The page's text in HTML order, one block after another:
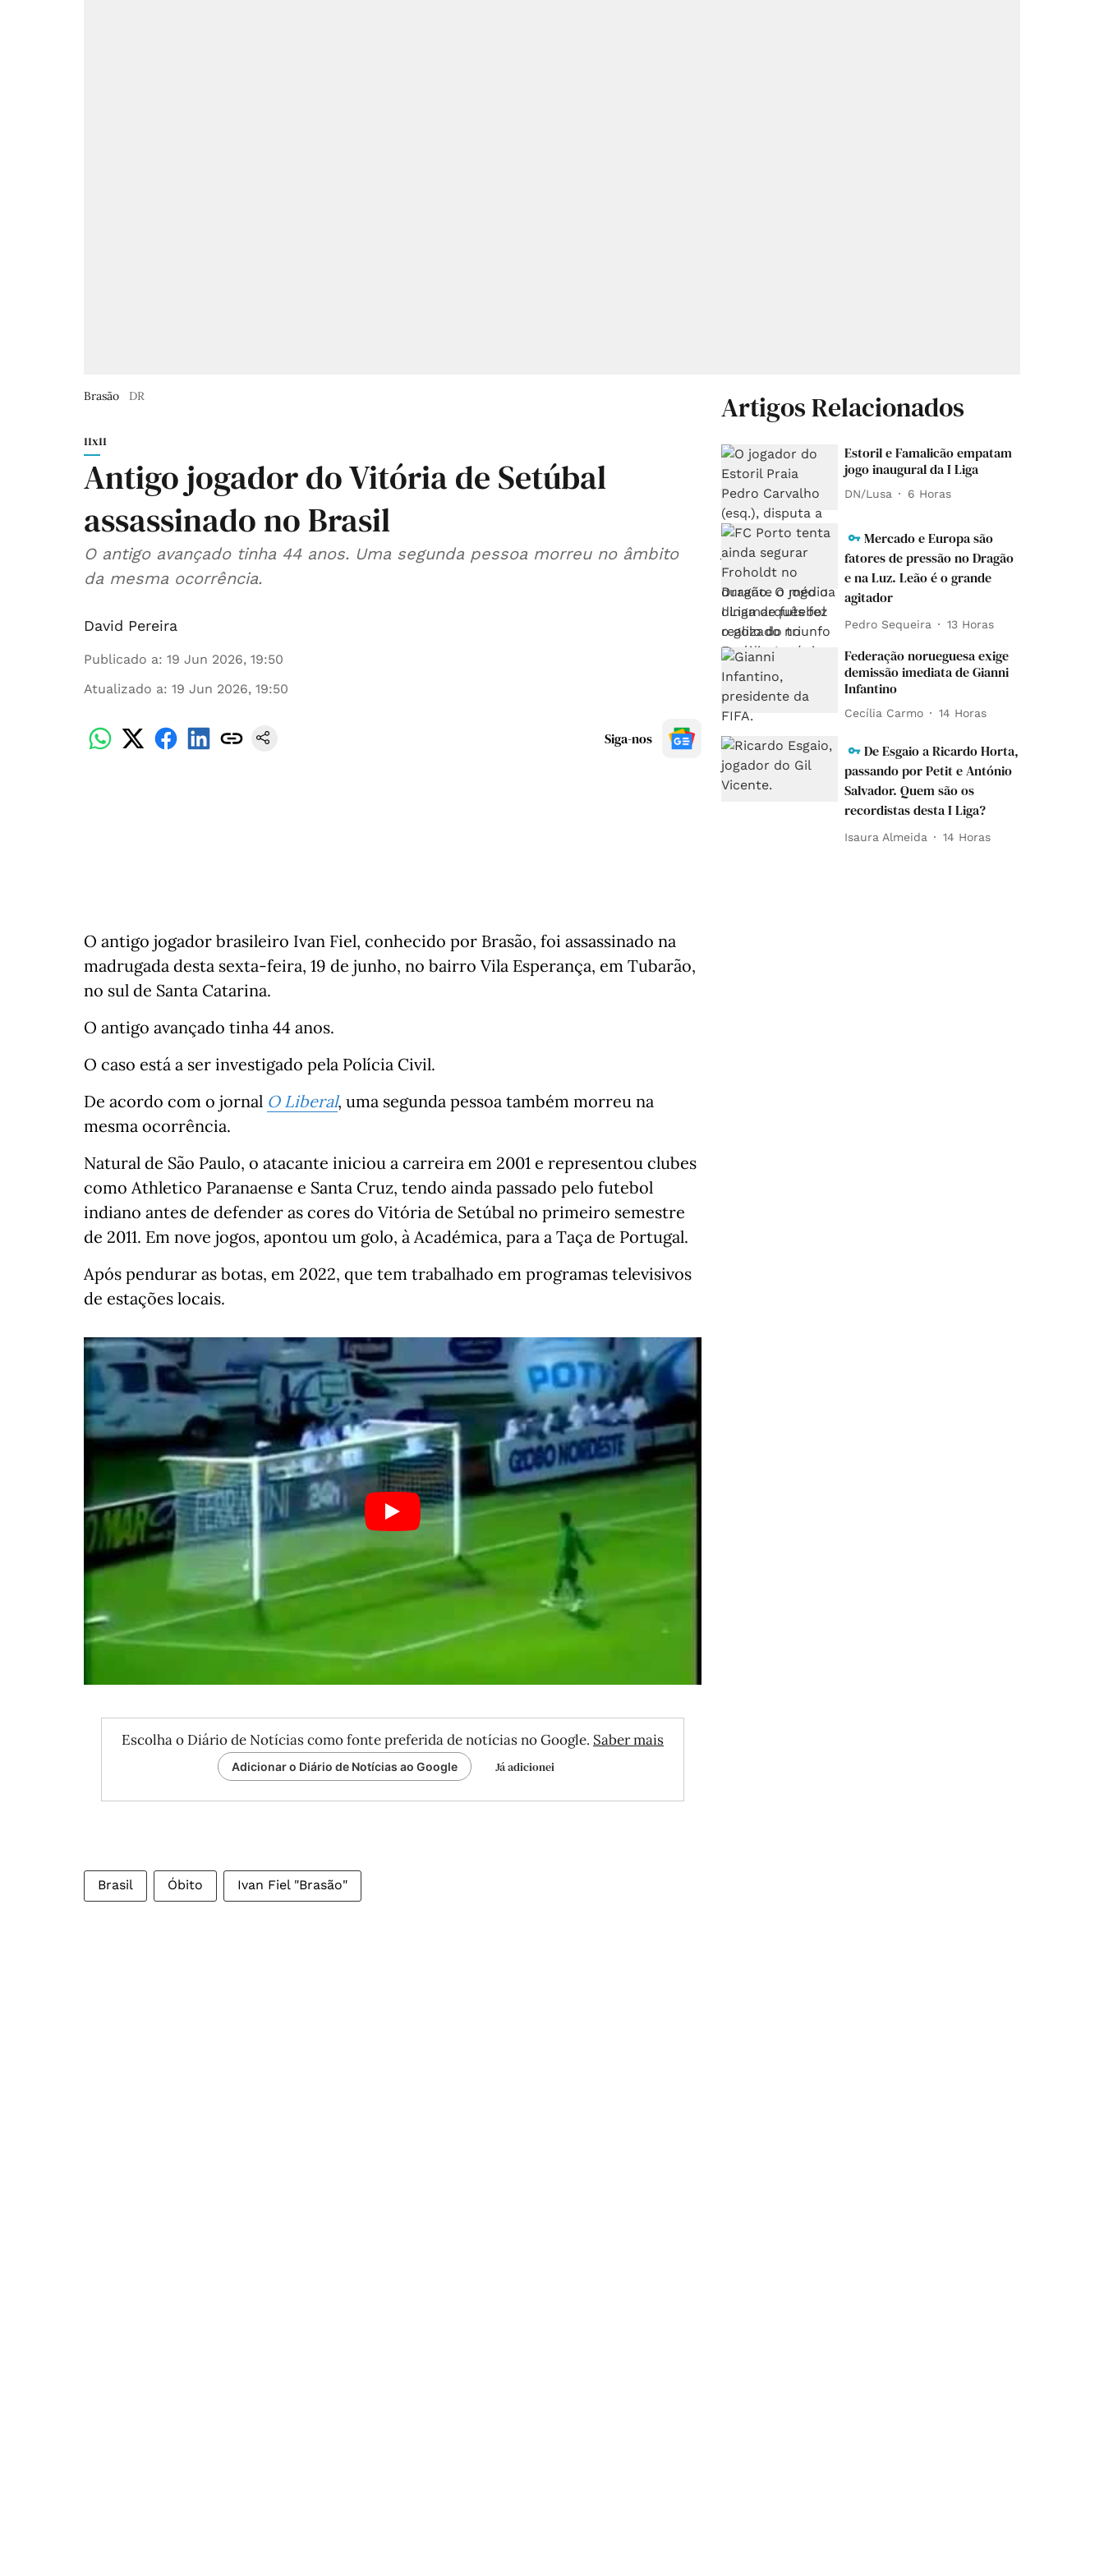
Brasão DR
11x11
Antigo jogador do Vitória de Setúbal
assassinado no Brasil
O antigo avançado tinha 44 anos. Uma segunda pessoa morreu no âmbito
da mesma ocorrência.
David Pereira
Publicado a: 19 Jun 2026, 19:50
Atualizado a: 19 Jun 2026, 19:50
Siga-nos
O antigo jogador brasileiro Ivan Fiel, conhecido por Brasão, foi assassinado na
madrugada desta sexta-feira, 19 de junho, no bairro Vila Esperança, em Tubarão,
no sul de Santa Catarina.
O antigo avançado tinha 44 anos.
O caso está a ser investigado pela Polícia Civil.
De acordo com o jornal O Liberal, uma segunda pessoa também morreu na
mesma ocorrência.
Natural de São Paulo, o atacante iniciou a carreira em 2001 e representou clubes
como Athletico Paranaense e Santa Cruz, tendo ainda passado pelo futebol
indiano antes de defender as cores do Vitória de Setúbal no primeiro semestre
de 2011. Em nove jogos, apontou um golo, à Académica, para a Taça de Portugal.
Após pendurar as botas, em 2022, que tem trabalhado em programas televisivos
de estações locais.
Escolha o Diário de Notícias como fonte preferida de notícias no Google. Saber mais
Adicionar o Diário de Notícias ao Google Já adicionei
Brasil Óbito Ivan Fiel "Brasão"
Artigos Relacionados
Estoril e Famalicão empatam
jogo inaugural da I Liga
DN/Lusa 6 Horas
Mercado e Europa são
fatores de pressão no Dragão
e na Luz. Leão é o grande
agitador
Pedro Sequeira 13 Horas
Federação norueguesa exige
demissão imediata de Gianni
Infantino
Cecília Carmo 14 Horas
De Esgaio a Ricardo Horta,
passando por Petit e António
Salvador. Quem são os
recordistas desta I Liga?
Isaura Almeida 14 Horas